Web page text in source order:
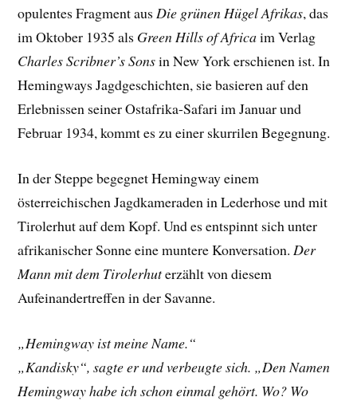
opulentes Fragment ausDie grünen Hügel Afrikas, das
im Oktober 1935 als Green Hills of Africaim Verlag
Charles Scribner’s Sonsin New York erschienen ist. In
Hemingways Jagdgeschichten, sie basieren auf den
Erlebnissen seiner Ostafrika-Safari im Januar und
Februar 1934, kommt es zu einer skurrilen Begegnung.
In der Steppe begegnet Hemingway einem
österreichischen Jagdkameraden in Lederhose und mit
Tirolerhut auf dem Kopf. Und es entspinnt sich unter
afrikanischer Sonne eine muntere Konversation.Der
Mann mit dem Tirolerhuterzählt von diesem
Aufeinandertreffen in der Savanne.
„Hemingway ist meine Name.“
„Kandisky“, sagte er und verbeugte sich. „Den Namen
Hemingway habe ich schon einmal gehört. Wo? Wo